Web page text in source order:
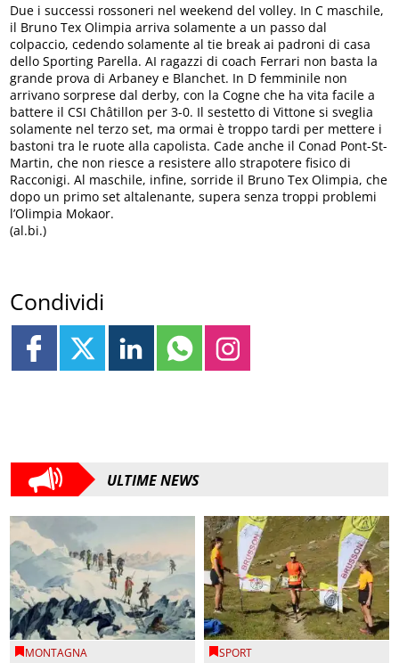
Due i successi rossoneri nel weekend del volley. In C maschile,
il Bruno Tex Olimpia arriva solamente a un passo dal
colpaccio, cedendo solamente al tie break ai padroni di casa
dello Sporting Parella. AI ragazzi di coach Ferrari non basta la
grande prova di Arbaney e Blanchet. In D femminile non
arrivano sorprese dal derby, con la Cogne che ha vita facile a
battere il CSI Châtillon per 3-0. Il sestetto di Vittone si sveglia
solamente nel terzo set, ma ormai è troppo tardi per mettere i
bastoni tra le ruote alla capolista. Cade anche il Conad Pont-St-
Martin, che non riesce a resistere allo strapotere fisico di
Racconigi. Al maschile, infine, sorride il Bruno Tex Olimpia, che
dopo un primo set altalenante, supera senza troppi problemi
l’Olimpia Mokaor.
(al.bi.)
Condividi
ULTIME NEWS
MONTAGNA SPORT